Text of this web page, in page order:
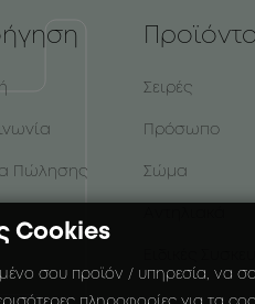
Πώλησης
Σειρές
Πρόσωπο
Σώμα
Cookies
σου προϊόν / υπηρεσία, να σου